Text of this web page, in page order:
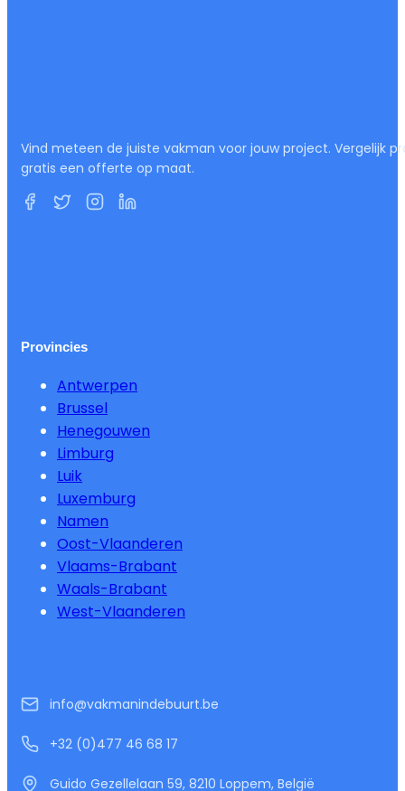
Vind meteen de juiste vakman voor jouw project. Vergelijk
gratis een offerte op maat.
Provincies
Antwerpen
Brussel
Henegouwen
Limburg
Luik
Luxemburg
Namen
Oost-Vlaanderen
Vlaams-Brabant
Waals-Brabant
West-Vlaanderen
info@vakmanindebuurt.be
+32 (0)477 46 68 17
Guido Gezellelaan 59, 8210 Loppem, België